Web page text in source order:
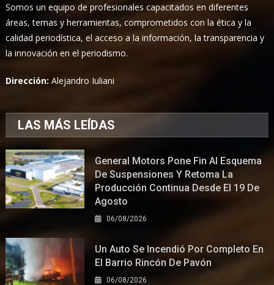
Somos un equipo de profesionales capacitados en diferentes
áreas, temas y herramientas, comprometidos con la ética y la
calidad periodística, el acceso a la información, la transparencia y
la innovación en el periodismo.
Dirección:Alejandro Iuliani
LAS MÁS LEÍDAS
General Motors Pone Fin Al Esquema
De Suspensiones Y Retoma La
Producción Continua Desde El 19 De
Agosto
06/08/2026
Un Auto Se Incendió Por Completo En
El Barrio Rincón De Pavón
06/08/2026